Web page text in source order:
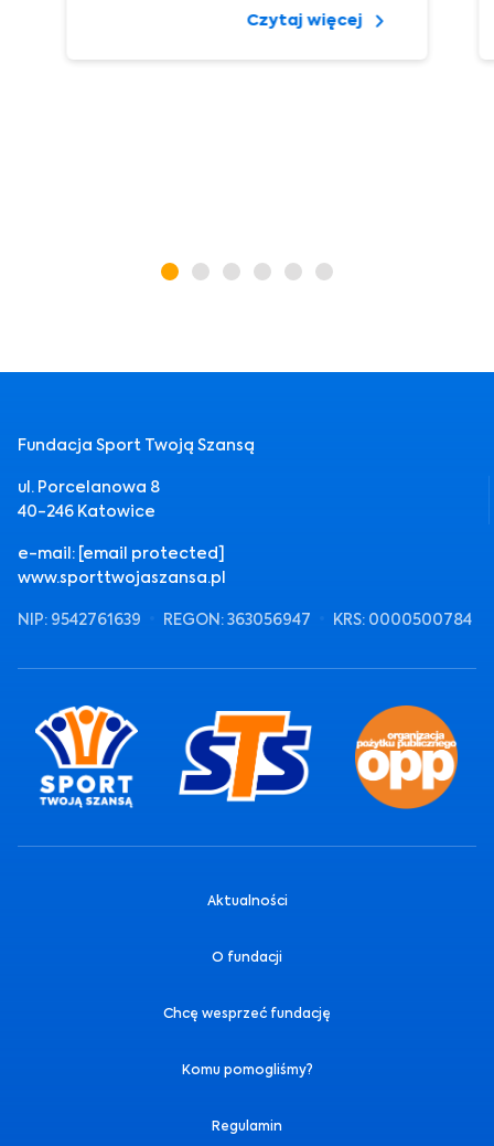
Czytaj więcej
Fundacja Sport Twoją Szansą
ul. Porcelanowa 8
40-246 Katowice
e-mail: [email protected]
www.sporttwojaszansa.pl
NIP: 9542761639
REGON: 363056947 KRS: 0000500784
Aktualności
O fundacji
Chcę wesprzeć fundację
Komu pomogliśmy?
Regulamin